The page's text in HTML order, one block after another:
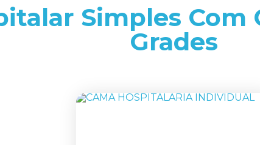
Simples Com
Grades